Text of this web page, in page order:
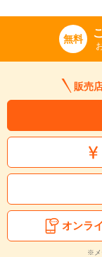
無料
販売
オンラ
※メ